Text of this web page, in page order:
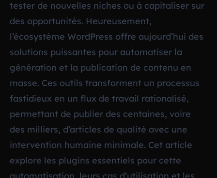
tester de nouvelles niches ou à capitaliser sur
des opportunités. Heureusement,
l’écosystème WordPress offre aujourd’hui des
solutions puissantes pour automatiser la
génération et la publication de contenu en
masse. Ces outils transforment un processus
fastidieux en un flux de travail rationalisé,
permettant de publier des centaines, voire
des milliers, d’articles de qualité avec une
intervention humaine minimale. Cet article
explore les plugins essentiels pour cette